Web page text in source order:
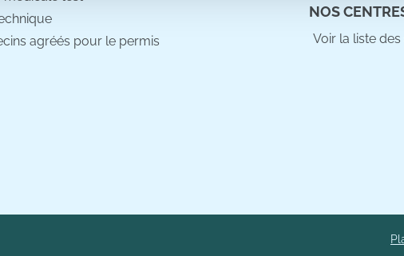
agréés pour le permis
NOS
Voir la liste